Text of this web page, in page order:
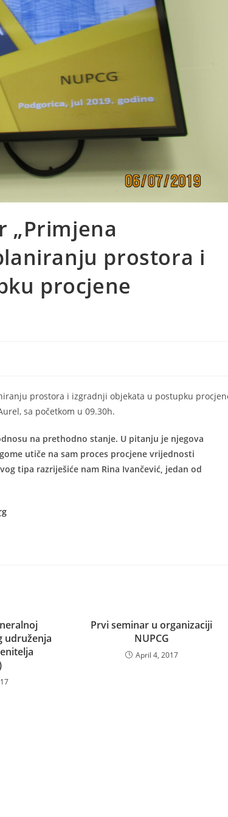
„Primjena
prostora i
procjene
prostora i izgradnji objekata u postupku
sa početkom u 09.30h.
na prethodno stanje. U pitanju je njegova
utiče na sam proces procjene vrijednosti
tipa razriješiće nam Rina Ivančević, jedan od
udruženja
Prvi seminar u organizaciji
NUPCG
April 4, 2017